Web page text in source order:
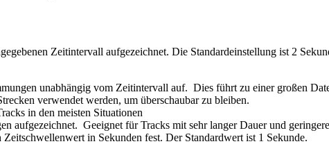
Zeitintervall aufgezeichnet. Die Standardeinstellung ist 2
unabhängig vom Zeitintervall auf. Dies führt zu einer großen
verwendet werden, um überschaubar zu bleiben.
in den meisten Situationen
aufgezeichnet. Geeignet für Tracks mit sehr langer Dauer und
in Sekunden fest. Der Standardwert ist 1 Sekunde.